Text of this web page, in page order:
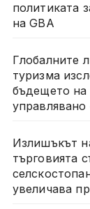
политиката
на GBA
Глобалните
туризма
бъдещето на
управлявано
Излишъкът
търговията
увеличава